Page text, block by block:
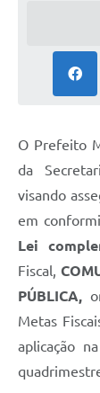
O Prefeito
da
visando
em
Lei
Fiscal,
PÚBLICA,
Metas
aplicação